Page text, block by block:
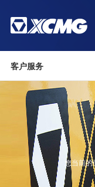
客户服务
您当前的